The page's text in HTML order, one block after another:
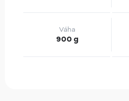
Váha
900 g